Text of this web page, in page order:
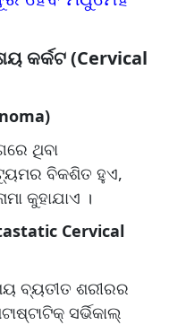
କର୍କଟ (Cervical
ଥିବା
ବିକଶିତ ହୁଏ,
କୁହାଯାଏ ।
Cervical
ବ୍ୟତୀତ ଶରୀରର
ସର୍ଭିକାଲ୍